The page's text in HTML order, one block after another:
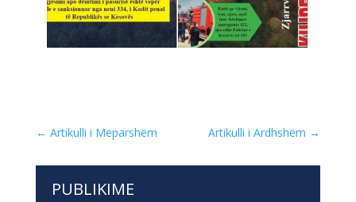
← Artikulli i Mëparshëm Artikulli i Ardhshëm →
PUBLIKIME